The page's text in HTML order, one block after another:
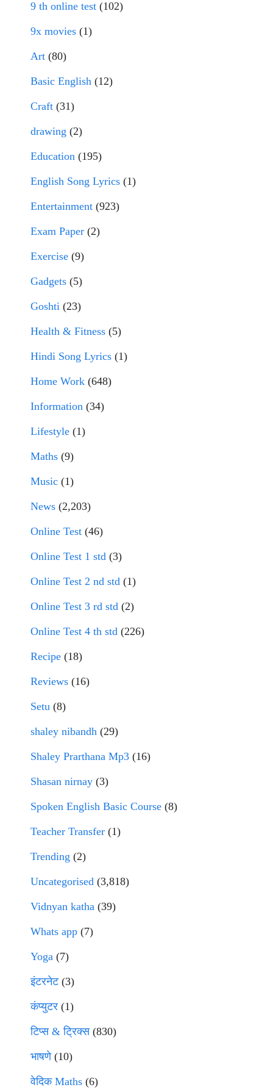
9 th online test (102)
9x movies (1)
Art (80)
Basic English (12)
Craft (31)
drawing (2)
Education (195)
English Song Lyrics (1)
Entertainment (923)
Exam Paper (2)
Exercise (9)
Gadgets (5)
Goshti (23)
Health & Fitness (5)
Hindi Song Lyrics (1)
Home Work (648)
Information (34)
Lifestyle (1)
Maths (9)
Music (1)
News (2,203)
Online Test (46)
Online Test 1 std (3)
Online Test 2 nd std (1)
Online Test 3 rd std (2)
Online Test 4 th std (226)
Recipe (18)
Reviews (16)
Setu (8)
shaley nibandh (29)
Shaley Prarthana Mp3 (16)
Shasan nirnay (3)
Spoken English Basic Course (8)
Teacher Transfer (1)
Trending (2)
Uncategorised (3,818)
Vidnyan katha (39)
Whats app (7)
Yoga (7)
इंटरनेट(3)
कंप्युटर (1)
टिप्स & ट्रिक्स(830)
भाषणे(10)
वेदिक Maths (6)